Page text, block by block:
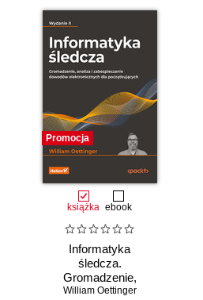
Promocja
książka ebook
Informatyka
śledcza.
Gromadzenie,
analiza i
William Oettinger